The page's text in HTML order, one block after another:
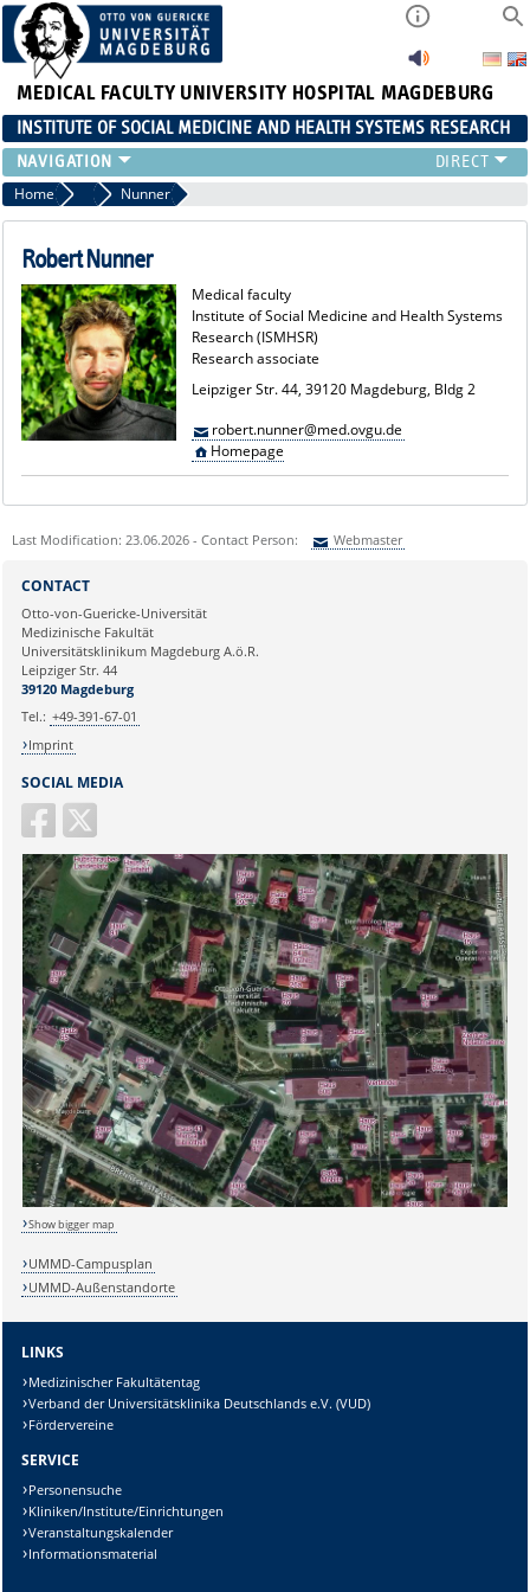
MEDICAL FACULTY UNIVERSITY HOSPITAL MAGDEBURG
INSTITUTE OF SOCIAL MEDICINE AND HEALTH SYSTEMS RESEARCH
TEACHING
INSTITUTE
TEAM
PUBLICATIONS
JOBS
Home Team Nunner
Robert Nunner
Medical faculty
Institute of Social Medicine and Health Systems
Research (ISMHSR)
Research associate
Leipziger Str. 44, 39120 Magdeburg, Bldg 2
robert.nunner@med.ovgu.de
Homepage
Last Modification: 23.06.2026 - Contact Person: Webmaster
Ihre E-Mailadresse:
Ihr Anliegen:
Sicherheitsabfrage:
Lösung:
SOCIAL MEDIA
CONTACT
Otto-von-Guericke-Universität
Medizinische Fakultät
Universitätsklinikum Magdeburg A.ö.R.
Leipziger Str. 44
39120 Magdeburg
Tel.: +49-391-67-01
Imprint
Show bigger map
UMMD-Campusplan
UMMD-Außenstandorte
LINKS
Medizinischer Fakultätentag
Verband der Universitätsklinika Deutschlands e.V. (VUD)
Fördervereine
SERVICE
Personensuche
Kliniken/Institute/Einrichtungen
Veranstaltungskalender
Informationsmaterial